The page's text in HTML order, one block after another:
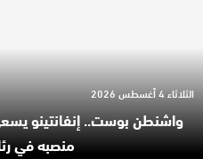
واشنطن بوست.. إنفانتينو
منصبه في
الثلاثاء 4 أغسطس 2026